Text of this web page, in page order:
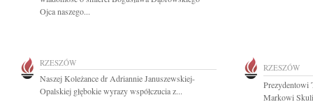
Ojca naszego...
RZESZÓW
Naszej Koleżance dr Adriannie Januszewskiej-
Opalskiej głębokie wyrazy współczucia z...
RZESZÓW
Prezydentowi
Markowi